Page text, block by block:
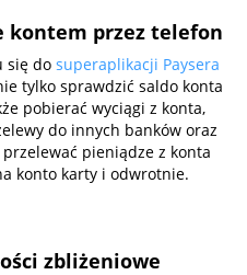
kontem przez telefon
się do superaplikacji Paysera
tylko sprawdzić saldo konta
pobierać wyciągi z konta,
do innych banków oraz
przelewać pieniądze z konta
konto karty i odwrotnie.
zbliżeniowe